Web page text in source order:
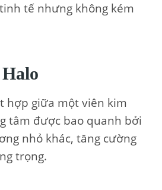
tế nhưng không kém
hợp giữa một viên kim
tâm được bao quanh bởi
nhỏ khác, tăng cường
trọng.